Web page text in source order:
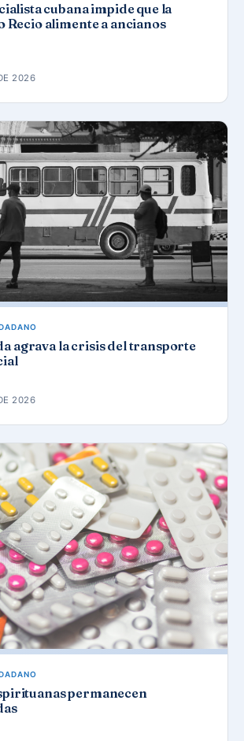
cubana impide que la
Recio alimente a ancianos
2026
agrava la crisis del transporte
2026
permanecen